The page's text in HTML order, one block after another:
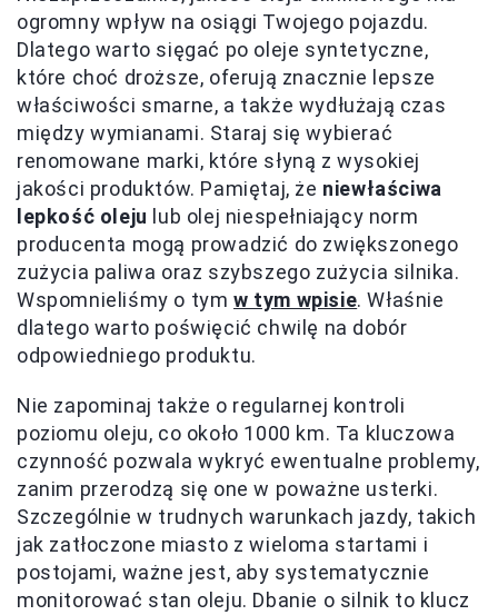
ogromny wpływ na osiągi Twojego pojazdu.
Dlatego warto sięgać po oleje syntetyczne,
które choć droższe, oferują znacznie lepsze
właściwości smarne, a także wydłużają czas
między wymianami. Staraj się wybierać
renomowane marki, które słyną z wysokiej
jakości produktów. Pamiętaj, że niewłaściwa
lepkość oleju lub olej niespełniający norm
producenta mogą prowadzić do zwiększonego
zużycia paliwa oraz szybszego zużycia silnika.
Wspomnieliśmy o tymw tym wpisie. Właśnie
dlatego warto poświęcić chwilę na dobór
odpowiedniego produktu.
Nie zapominaj także o regularnej kontroli
poziomu oleju, co około 1000 km. Ta kluczowa
czynność pozwala wykryć ewentualne problemy,
zanim przerodzą się one w poważne usterki.
Szczególnie w trudnych warunkach jazdy, takich
jak zatłoczone miasto z wieloma startami i
postojami, ważne jest, aby systematycznie
monitorować stan oleju. Dbanie o silnik to klucz